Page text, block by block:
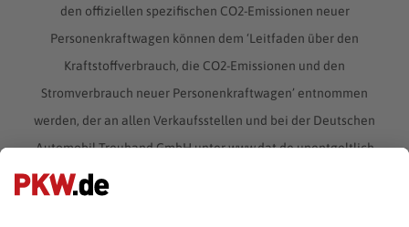
den offiziellen spezifischen CO2-Emissionen neuer
Personenkraftwagen können dem ‘Leitfaden über den
Kraftstoffverbrauch, die CO2-Emissionen und den
Stromverbrauch neuer Personenkraftwagen’ entnommen
werden, der an allen Verkaufsstellen und bei der Deutschen
Automobil Treuhand GmbH unter www.dat.de unentgeltlich